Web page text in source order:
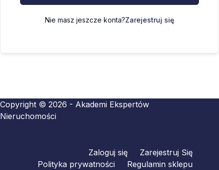
Nie masz jeszcze konta?Zarejestruj się
Copyright © 2026 - Akademi Ekspertów
Nieruchomości
Zaloguj się
Zarejestruj Się
Polityka prywatności
Regulamin sklepu